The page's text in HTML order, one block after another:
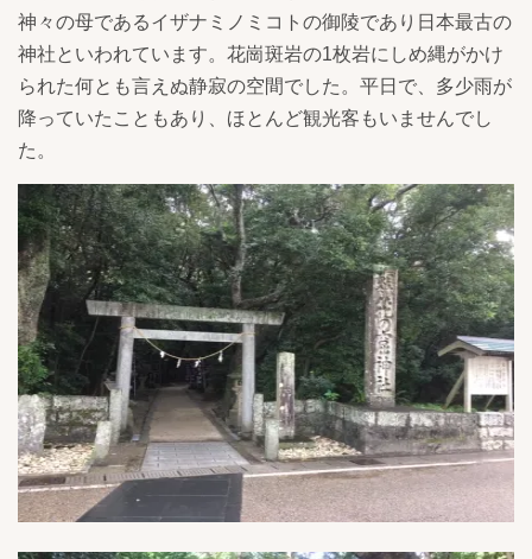
神々の母であるイザナミノミコトの御陵であり日本最古の
神社といわれています。花崗斑岩の1枚岩にしめ縄がかけ
られた何とも言えぬ静寂の空間でした。平日で、多少雨が
降っていたこともあり、ほとんど観光客もいませんでし
た。